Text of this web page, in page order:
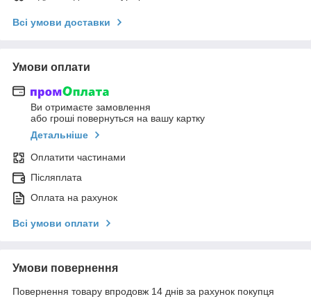
Всі умови доставки
Умови оплати
Ви отримаєте замовлення
або гроші повернуться на вашу картку
Детальніше
Оплатити частинами
Післяплата
Оплата на рахунок
Всі умови оплати
Умови повернення
Повернення товару впродовж 14 днів за рахунок покупця